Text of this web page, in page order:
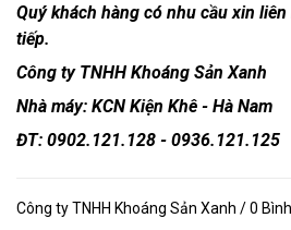
Quý khách hàng có nhu cầu xin
tiếp.
Công ty TNHH Khoáng Sản Xanh
Nhà máy: KCN Kiện Khê - Hà Nam
ĐT: 0902.121.128 - 0936.121.125
Công ty TNHH Khoáng Sản Xanh / 0